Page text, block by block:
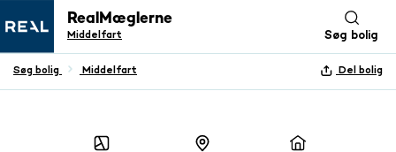
RealMæglerne
Middelfart Søg bolig
Søg bolig Middelfart Del bolig
+ 21 BILLEDER